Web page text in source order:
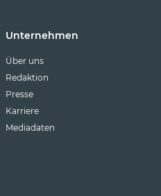
Unternehmen
Über uns
Redaktion
Presse
Karriere
Mediadaten